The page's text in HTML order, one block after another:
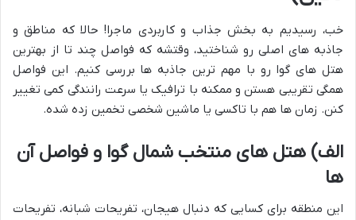
خب، رسیدیم به بخش جذاب و کاربردی ماجرا! حالا که مناطق و
جاذبه های اصلی رو شناختید، وقتشه که فواصل چند تا از بهترین
هتل های گوا رو با مهم ترین جاذبه ها بررسی کنیم. این فواصل
همگی تقریبی هستن و ممکنه با ترافیک یا سرعت رانندگی کمی تغییر
کنن. زمان ها هم با تاکسی یا ماشین شخصی تخمین زده شده.
الف) هتل های منتخب شمال گوا و فواصل آن
ها
این منطقه برای کسایی که دنبال هیجان، تفریحات شبانه، تفریحات